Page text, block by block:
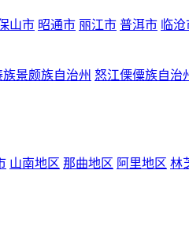
山市 昭通市 丽江市 普洱市 临
景颇族自治州 怒江傈僳族自治
山南地区 那曲地区 阿里地区 林